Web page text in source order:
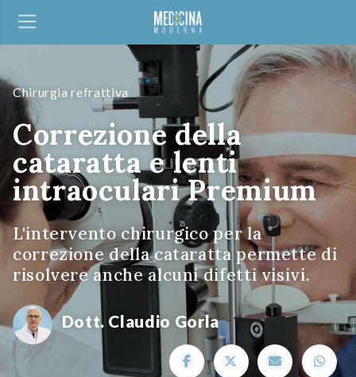
Chirurgia refrattiva
Correzione della
cataratta e lenti
intraoculari Premium
L'intervento chirurgico per la
correzione della cataratta permette di
risolvere anche alcuni difetti visivi.
Dott. Claudio Gorla